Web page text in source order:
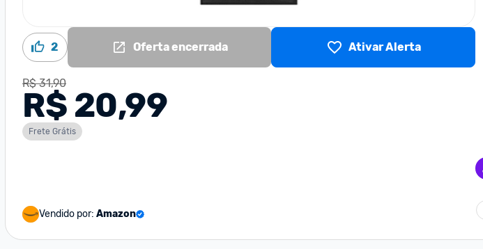
2 Oferta encerrada Ativar Alerta
R$ 31,90
R$ 20,99
Frete Grátis
Vendido por: Amazon